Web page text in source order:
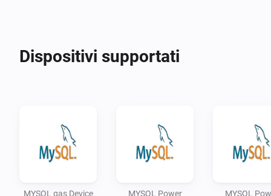
-   Fill the folowing fields
    -   Password : Password
    -   Query : Query used to retrieve data. Use the
following fieldnames: Power device : power (current
Dispositivi supportati
MYSQL gas Device
MYSQL Power
MYSQL